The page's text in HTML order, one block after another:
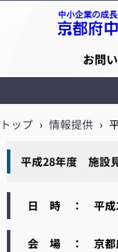
京都府中小企業技術セ
お問
トップ › 情報提供 ›
平成28年度 施設
日 時 ： 平成
会 場 ： 京都